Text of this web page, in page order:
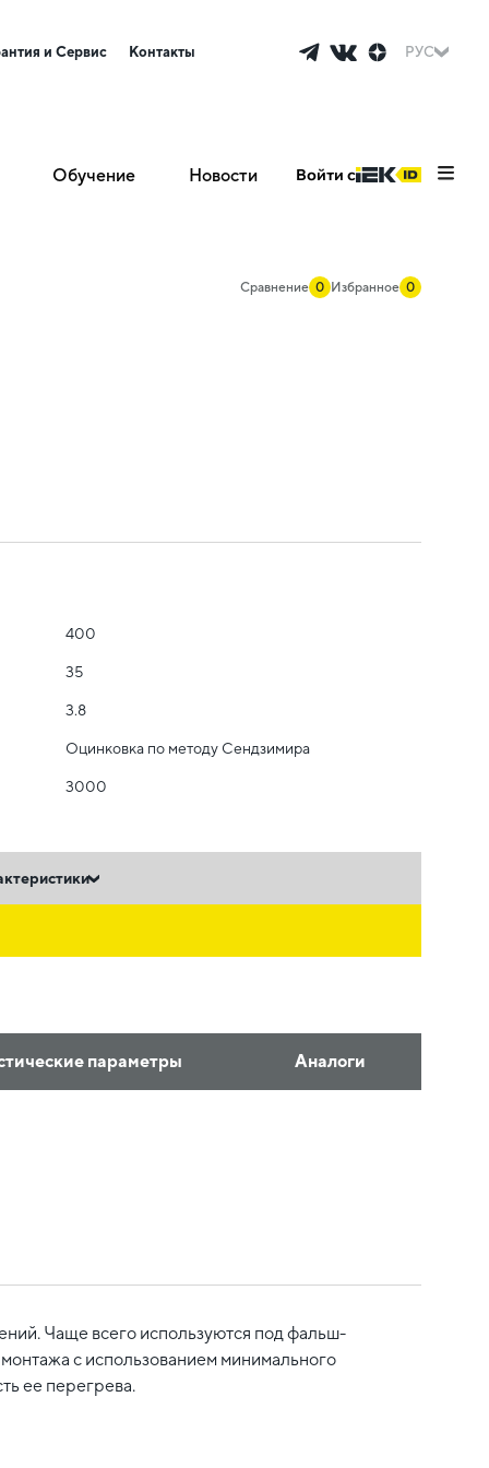
и Сервис Контакты РУС
Обучение Новости Войти с
Сравнение 0 Избранное 0
400
35
3.8
Оцинковка по методу Сендзимира
3000
параметры Аналоги
Чаще всего используются под фальш-
с использованием минимального
ее перегрева.